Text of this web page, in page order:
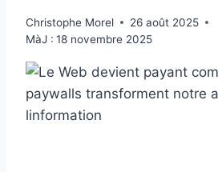
Christophe Morel
26 août 2025
MàJ : 18 novembre 2025